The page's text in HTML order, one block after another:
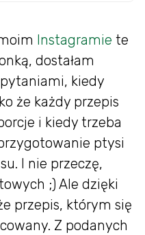
Instagramie te
dostałam
kiedy
że każdy przepis
i kiedy trzeba
ptysi
I nie przeczę,
;) Ale dzięki
przepis, którym się
Z podanych